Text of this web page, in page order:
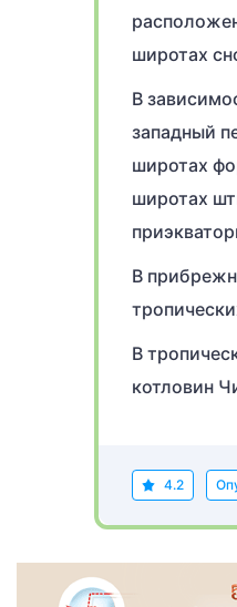
широтах
В
западный
широтах
широтах
В
В
котловин
4.2